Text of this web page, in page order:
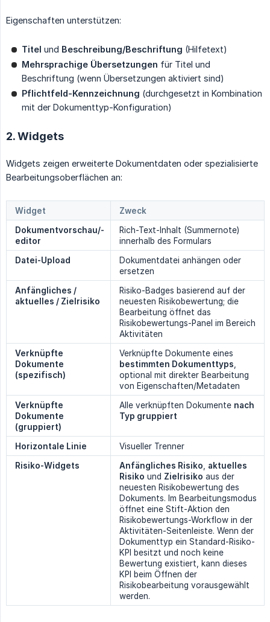
Eigenschaften unterstützen:
Titel und Beschreibung/Beschriftung (Hilfetext)
Mehrsprachige Übersetzungen für Titel und
Beschriftung (wenn Übersetzungen aktiviert sind)
Pflichtfeld-Kennzeichnung (durchgesetzt in Kombination
mit der Dokumenttyp-Konfiguration)
2. Widgets
Widgets zeigen erweiterte Dokumentdaten oder spezialisierte
Bearbeitungsoberflächen an:
Widget
Zweck
Dokumentvorschau/-
editor
Rich-Text-Inhalt (Summernote)
innerhalb des Formulars
Datei-Upload
Dokumentdatei anhängen oder
ersetzen
Anfängliches /
aktuelles / Zielrisiko
Risiko-Badges basierend auf der
neuesten Risikobewertung; die
Bearbeitung öffnet das
Risikobewertungs-Panel im Bereich
Aktivitäten
Verknüpfte
Dokumente
(spezifisch)
Verknüpfte Dokumente eines
bestimmten Dokumenttyps
optional mit direkter Bearbeitung
von Eigenschaften/Metadaten
Verknüpfte
Dokumente
(gruppiert)
Alle verknüpften Dokumente nach
Typ gruppiert
Horizontale Linie
Visueller Trenner
Risiko-Widgets
Anfängliches Risiko
aktuelles
Risiko und Zielrisiko aus der
neuesten Risikobewertung des
Dokuments. Im Bearbeitungsmodus
öffnet eine Stift-Aktion den
Risikobewertungs-Workflow in der
Aktivitäten-Seitenleiste. Wenn der
Dokumenttyp ein Standard-Risiko-
KPI besitzt und noch keine
Bewertung existiert, kann dieses
KPI beim Öffnen der
Risikobearbeitung vorausgewählt
werden.